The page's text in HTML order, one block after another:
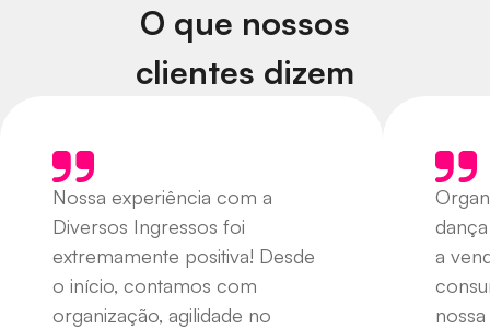
O que nossos
clientes dizem
Nossa experiência com a
Diversos Ingressos foi
extremamente positiva! Desde
o início, contamos com
organização, agilidade no
a